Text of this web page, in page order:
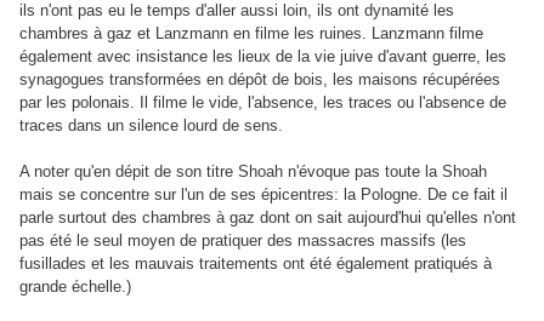
ils n'ont pas eu le temps d'aller aussi loin, ils ont dynamité les
chambres à gaz et Lanzmann en filme les ruines. Lanzmann filme
également avec insistance les lieux de la vie juive d'avant guerre, les
synagogues transformées en dépôt de bois, les maisons récupérées
par les polonais. Il filme le vide, l'absence, les traces ou l'absence de
traces dans un silence lourd de sens.
A noter qu'en dépit de son titre Shoah n'évoque pas toute la Shoah
mais se concentre sur l'un de ses épicentres: la Pologne. De ce fait il
parle surtout des chambres à gaz dont on sait aujourd'hui qu'elles n'ont
pas été le seul moyen de pratiquer des massacres massifs (les
fusillades et les mauvais traitements ont été également pratiqués à
grande échelle.)